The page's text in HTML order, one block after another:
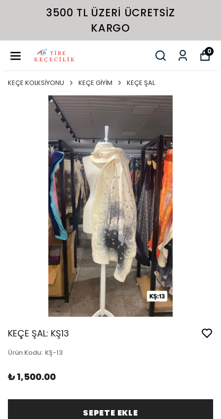
3500 TL ÜZERI ÜCRETSIZ
KARGO
0
KEÇE KOLKSİYONU KEÇE GİYİM KEÇE ŞAL
KEÇE ŞAL: KŞ13
Ürün Kodu: KŞ-13
₺ 1,500.00
SEPETE EKLE